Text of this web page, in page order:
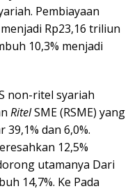
Pembiayaan
Rp23,16 triliun
10,3% menjadi
non-ritel syariah
RitelSME (RSME) yang
dan 6,0%.
12,5%
utamanya Dari
14,7%. Ke Pada